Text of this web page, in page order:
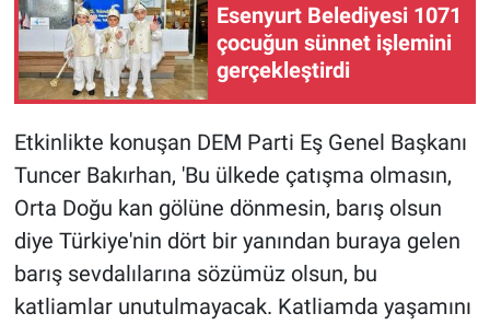
Esenyurt Belediyesi 1071
çocuğun sünnet işlemini
gerçekleştirdi
Etkinlikte konuşan DEM Parti Eş Genel Başkanı
Tuncer Bakırhan, 'Bu ülkede çatışma olmasın,
Orta Doğu kan gölüne dönmesin, barış olsun
diye Türkiye'nin dört bir yanından buraya gelen
barış sevdalılarına sözümüz olsun, bu
katliamlar unutulmayacak. Katliamda yaşamını